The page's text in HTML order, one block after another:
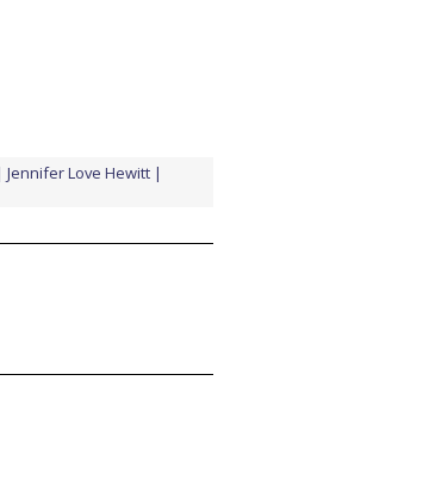
Jennifer Love Hewitt